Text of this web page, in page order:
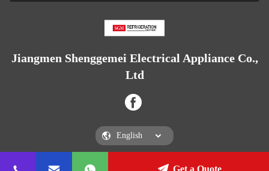
Jiangmen Shenggemei Electrical Appliance Co.,
Ltd